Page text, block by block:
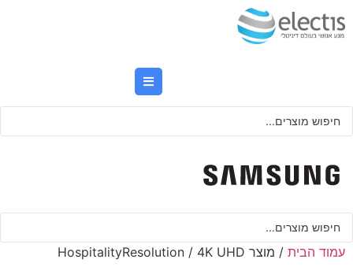
לתוכן
Search
Search
עמוד הבית / מוצר HospitalityResolution / 4K UHD